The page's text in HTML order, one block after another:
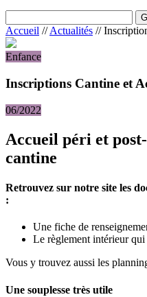
Accueil //Actualités //
Enfance
Inscriptions Cantine et
06/2022
Accueil péri et
cantine
Retrouvez sur notre site les
:
Une fiche de
Le règlement intérieur
Vous y trouvez aussi les
Une souplesse très utile